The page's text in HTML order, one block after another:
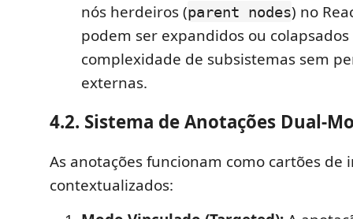
nós herdeiros (parent nodes) no
podem ser expandidos ou
complexidade de subsistemas sem
externas.
4.2. Sistema de Anotações Dual-
As anotações funcionam como cartões de
contextualizados: